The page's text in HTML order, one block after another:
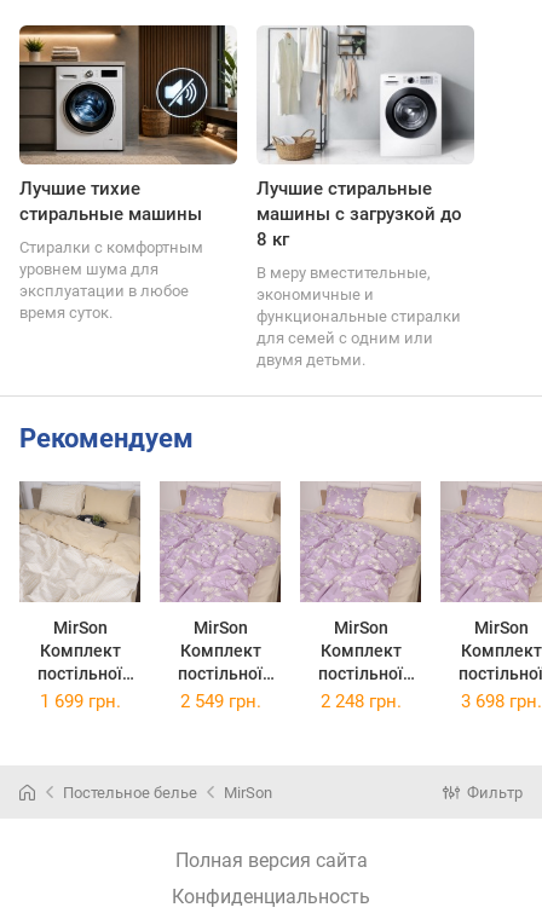
Лучшие тихие
стиральные машины
Стиралки с комфортным
уровнем шума для
эксплуатации в любое
время суток.
Лучшие стиральные
машины с загрузкой до
8 кг
В меру вместительные,
экономичные и
функциональные стиралки
для семей с одним или
двумя детьми.
Рекомендуем
MirSon
Комплект
постільної
білизни Бязь
Двоспальний
MirSon
Комплект
постільної
білизни Сатин
MirSon
Комплект
постільної
білизни Сатин
MirSon
Комплект
постільної
білизни
1 699 грн. 2 549 грн. 2 248 грн. 3 698 грн.
Постельное белье MirSon Фильтр
Полная версия сайта
Конфиденциальность